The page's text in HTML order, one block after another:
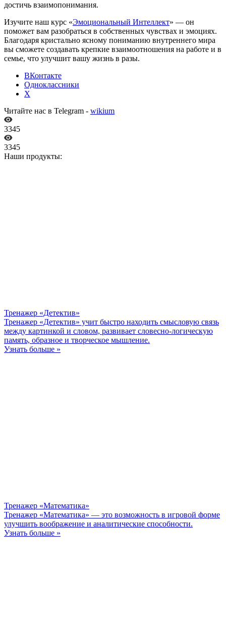
достичь взаимопонимания.
Изучите наш курс «Эмоциональный Интеллект» — он
поможет вам разобраться в собственных чувствах и эмоциях.
Благодаря кристально ясному пониманию внутреннего мира
вы сможете создавать крепкие взаимоотношения на работе и в
семье, что улучшит вашу жизнь в разы.
ВКонтакте
Одноклассники
X
Читайте нас в Telegram - wikium
3345
3345
Наши продукты:
Тренажер «Детектив»
Тренажер «Детектив» учит быстро находить смысловую связь
между картинкой и словом, развивает словесно-логическую
память, образное и творческое мышление.
Узнать больше »
Тренажер «Математика»
Тренажер «Математика» — это возможность в игровой форме
улучшить воображение и аналитические способности.
Узнать больше »